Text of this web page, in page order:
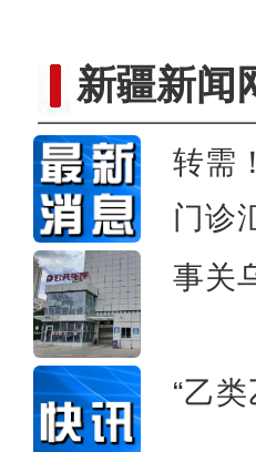
新疆新闻
转需
门诊
事关
“乙